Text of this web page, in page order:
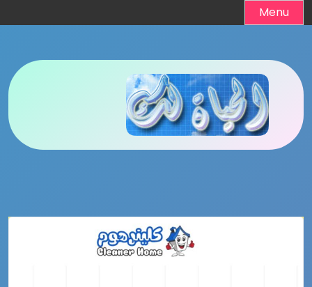
to
Menu